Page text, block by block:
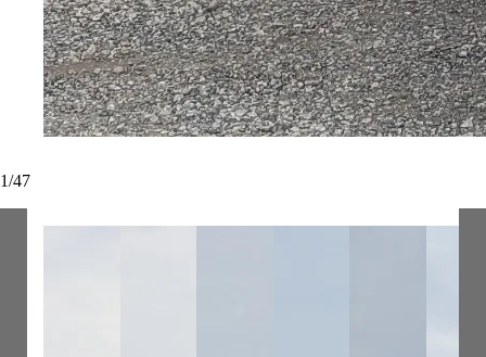
1/47